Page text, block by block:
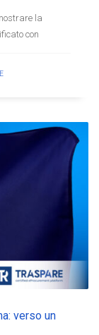
la
con
verso un